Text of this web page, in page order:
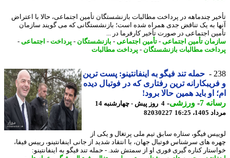
چندماهه در پرداخت مطالبات بازنشستگان تأمین اجتماعی، حالا با اعتراض
به یک تناقض جدی همراه شده است؛ بازنشستگانی که می گویند سازمان
اجتماعی در صورت تأخیر کارفرما در ...
تأمین اجتماعی-تأمین اجتماعی-بازنشستگان-پرداخت -اجتماعی-
مطالبات بازنشستگان-پرداخت مطالبات
حمله تند فیگو به اینفانتینو: پست ترین
ترین رفتاری که در فوتبال دیده
او باید همین حالا برود!
7
-ورزشی-
4 روز پیش - چهارشنبه 14
16:25
82030227
فیگو، ستاره سابق تیم ملی پرتغال و یکی از
های سرشناس فوتبال جهان، با انتقاد شدید از جانی اینفانتینو، رییس فیفا،
کناره گیری فوری او از سمتش شد. - حمله تند فیگو به اینفانتینو: